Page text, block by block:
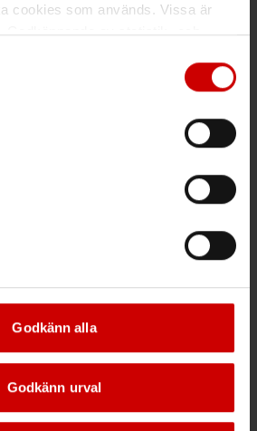
cookies som används. Vissa är
Godkännande av statistik- och
olika dataskyddsnormer. Genom
du till sådana överföringar. Läs
Godkänn alla
Godkänn urval
information
kund hos Würth
nyhetsbrev och få 200kr* rabatt på
köp för 2000 kr eller mer.